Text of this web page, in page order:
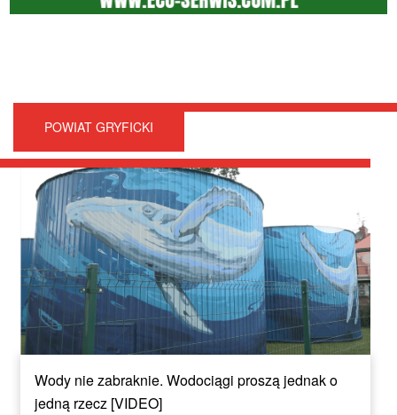
POWIAT GRYFICKI
Wody nie zabraknie. Wodociągi proszą jednak o
jedną rzecz [VIDEO]